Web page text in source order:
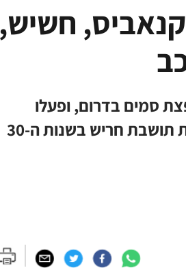
חשיש,
סמים בדרום, ופעלו
לאחר השלמת עסקה בבאר שבע. שתי חשודות נעצרו: מוכרת תושבת חריש בשנות ה-30